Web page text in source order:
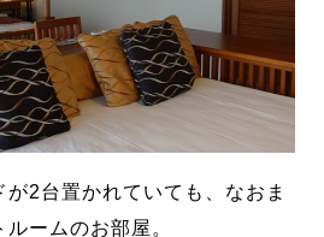
2台置かれていても、なおま
ームのお部屋。